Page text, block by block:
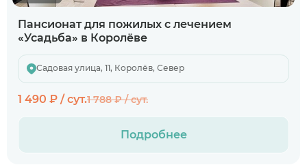
Пансионат для пожилых с лечением
«Усадьба» в Королёве
Садовая улица, 11, Королёв, Север
1 490 ₽ / сут.1 788 ₽ / сут.
Подробнее